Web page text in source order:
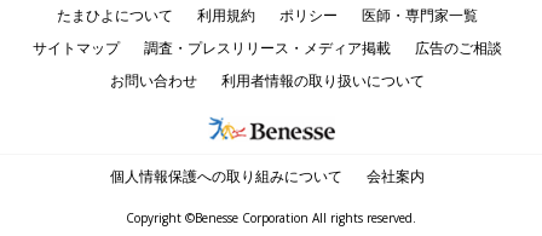
たまひよについて 利用規約 ポリシー
医師・専門家一覧
サイトマップ
調査・プレスリリース・メディア掲載
広告のご相談
お問い合わせ
利用者情報の取り扱いについて
個人情報保護への取り組みについて 会社案内
Copyright ©Benesse Corporation All rights reserved.